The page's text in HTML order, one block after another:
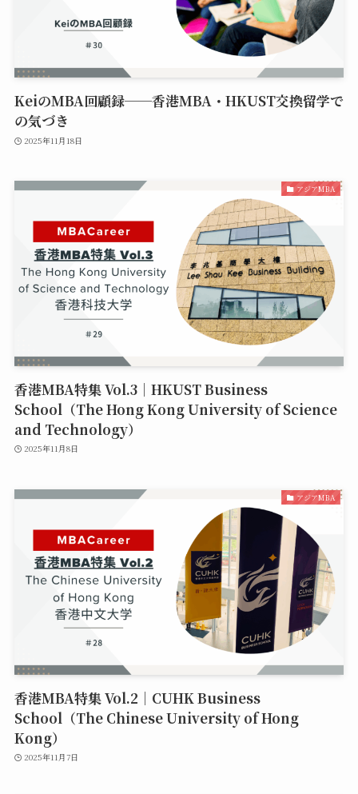
KeiのMBA回顧録──香港MBA・HKUST交換留学で
の気づき
2025年11月18日
アジアMBA
香港MBA特集 Vol.3｜HKUST Business
School（The Hong Kong University of Science
and Technology）
2025年11月8日
アジアMBA
香港MBA特集 Vol.2｜CUHK Business
School（The Chinese University of Hong
Kong）
2025年11月7日